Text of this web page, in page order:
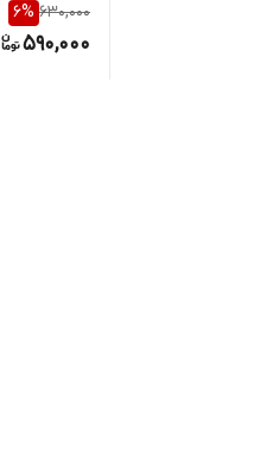
630,000
6%
590,000